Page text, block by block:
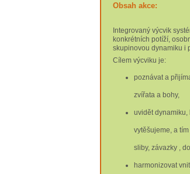
Obsah akce:
Integrovaný výcvik
konkrétních potíží,
skupinovou dynamiku i
Cílem výcviku je:
poznávat a
zvířata a bohy,
uvidět dynamiku,
vytěšujeme, a
sliby, závazky ,
harmonizovat